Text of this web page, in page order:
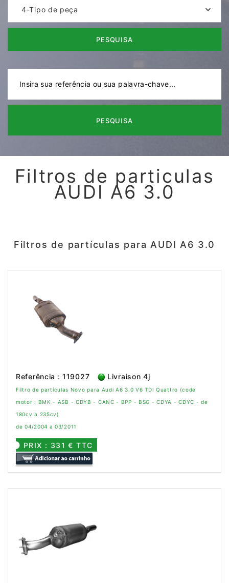
4-Tipo de peça
PESQUISA
PESQUISA
Filtros de particulas
AUDI A6 3.0
Filtros de partículas para AUDI A6 3.0
Referência : 119027 Livraison 4j
Filtro de partículas Novo para Audi A6 3.0 V6 TDI Quattro (code
motor : BMK - ASB - CDYB - CANC - BPP - BSG - CDYA - CDYC - de
180cv a 235cv)
de 04/2004 a 03/2011
PRIX : 331 € TTC